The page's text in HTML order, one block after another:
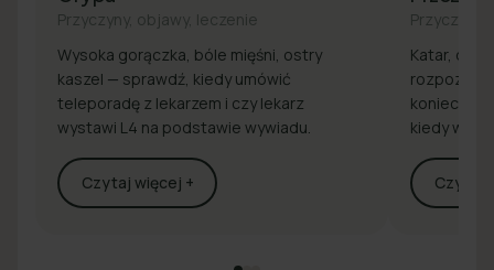
Przyczyny, objawy, leczenie
Wysoka gorączka, bóle mięśni, ostry
kaszel — sprawdź, kiedy umówić
teleporadę z lekarzem i czy lekarz
wystawi L4 na podstawie wywiadu.
Czytaj więcej +
Przyczyny,
Katar,
rozpoznaj
konieczna
kiedy
Czytaj